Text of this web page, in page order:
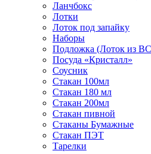
Ланчбокс
Лотки
Лоток под запайку
Наборы
Подложка (Лоток из
Посуда «Кристалл»
Соусник
Стакан 100мл
Стакан 180 мл
Стакан 200мл
Стакан пивной
Стаканы Бумажные
Стакан ПЭТ
Тарелки